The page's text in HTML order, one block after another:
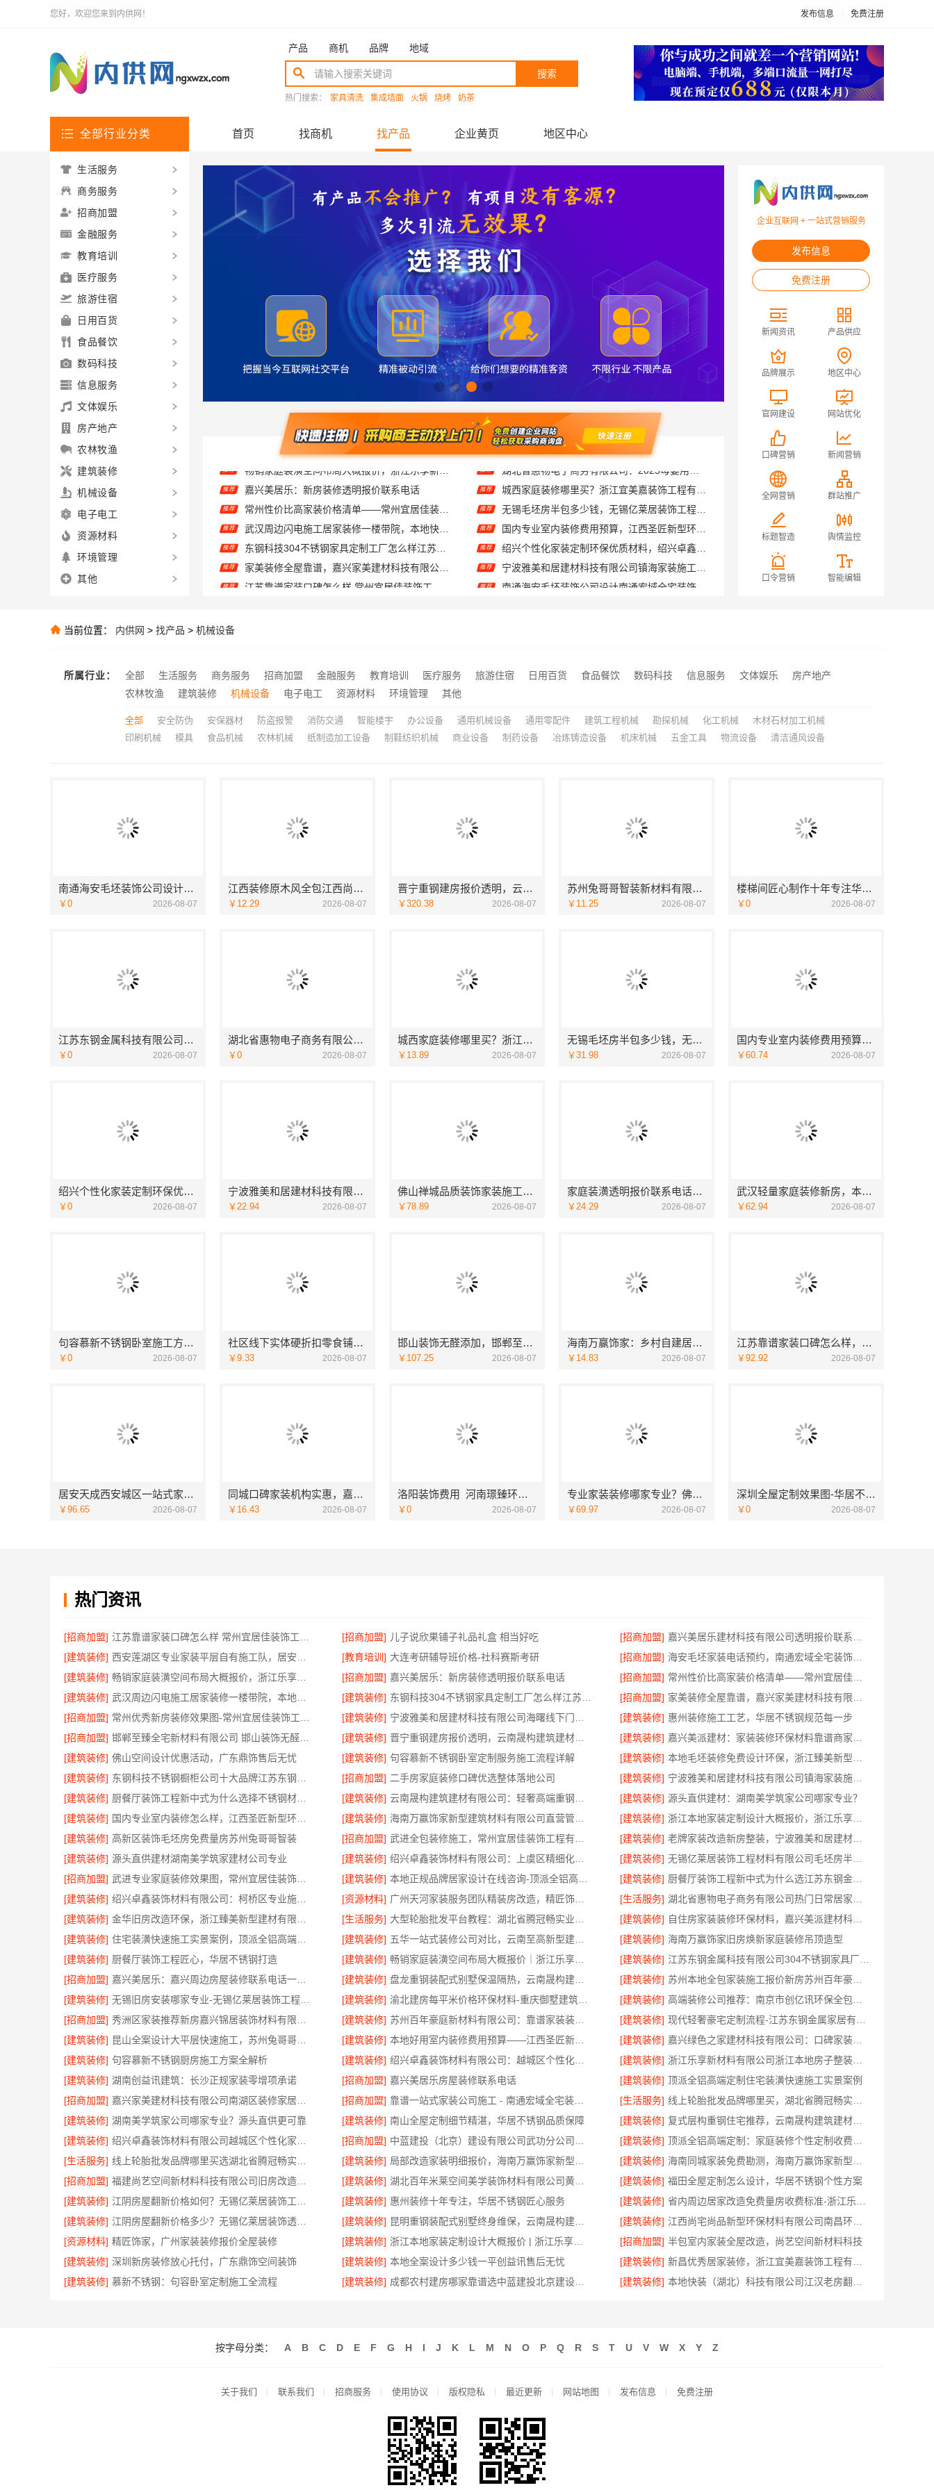
您好，欢迎您来到内供网！ 发布信息 免费注册
产品 商机 品牌 地域
搜索
热门搜索： 家具清洗 集成墙面 火锅 烧烤 奶茶
全部行业分类 首页 找商机 找产品 企业黄页 地区中心
推荐 嘉兴美居乐：新房装修透明报价联系电话
推荐
推荐 武汉周边闪电施工居家装修一楼带院，本地快装（湖北）科技有限公司
推荐 东钢科技304不锈钢家具定制工厂怎么样江苏东钢金属科技有限公司
推荐 家美装修全屋靠谱，嘉兴家美建材科技有限公司一站式省心
推荐 江苏靠谱家装口碑怎么样 常州宜居佳装饰工程有限公司
推荐 儿子说欣果铺子礼品礼盒 相当好吃
推荐
推荐 畅销家庭装潢空间布局大概报价，浙江乐享新材料有限公司透明报价
推荐 城西家庭装修哪里买？浙江宜美嘉装饰工程有限公司
推荐 无锡毛坯房半包多少钱，无锡亿莱居装饰工程材料有限公司
推荐 国内专业室内装修费用预算，江西圣匠新型环保材料有限公司
推荐 绍兴个性化家装定制环保优质材料，绍兴卓鑫装饰材料有限公司
推荐 宁波雅美和居建材科技有限公司镇海家装施工对接渠道
推荐 南通海安毛坯装饰公司设计南通宏域全宅装饰建材有限公司
推荐
江苏东钢金属科技有限公司全屋不锈钢定制生产商
企业互联网 + 一站式营销服务
发布信息
免费注册
新闻资讯 产品供应
品牌展示 地区中心
官网建设 网站优化
口碑营销 新闻营销
全网营销 群站推广
标题智造 舆情监控
口令营销 智能编辑
生活服务
商务服务
招商加盟
金融服务
教育培训
医疗服务
旅游住宿
日用百货
食品餐饮
数码科技
信息服务
文体娱乐
房产地产
农林牧渔
建筑装修
机械设备
电子电工
资源材料
环境管理
其他
当前位置： 内供网 > 找产品 > 机械设备
所属行业： 全部 生活服务 商务服务 招商加盟 金融服务 教育培训 医疗服务 旅游住宿 日用百货 食品餐饮 数码科技 信息服务 文体娱乐
房产地产
农林牧渔
建筑装修 机械设备 电子电工 资源材料 环境管理 其他
全部 安全防伪 安保器材 防盗报警 消防交通 智能楼宇 办公设备 通用机械设备 通用零配件 建筑工程机械 勘探机械 化工机械
木材石材加工机械
印刷机械
模具 食品机械 农林机械 纸制造加工设备 制鞋纺织机械 商业设备 制药设备 冶炼铸造设备 机床机械 五金工具 物流设备 清洁通风设备
南通海安毛坯装饰公司设计南通宏域全宅装饰建材有限公司
￥0 2026-08-07
江西装修原木风全包江西尚宅尚品新型环保材料有限公司
￥12.29 2026-08-07
晋宁重钢建房报价透明，云南晟构建筑建材有限公司为您服务
￥320.38 2026-08-07
苏州兔哥哥智装新材料有限公司高性价比旧房翻新案例
￥11.25 2026-08-07
楼梯间匠心制作十年专注华居不锈钢稳固又美观
￥0 2026-08-07
江苏东钢金属科技有限公司全屋不锈钢定制生产商
￥0 2026-08-07
湖北省惠物电子商务有限公司：2025母婴用品平台优缺点测评
￥0 2026-08-07
城西家庭装修哪里买？浙江宜美嘉装饰工程有限公司
￥13.89 2026-08-07
无锡毛坯房半包多少钱，无锡亿莱居装饰工程材料有限公司
￥31.98 2026-08-07
国内专业室内装修费用预算，江西圣匠新型环保材料有限公司
￥60.74 2026-08-07
绍兴个性化家装定制环保优质材料，绍兴卓鑫装饰材料有限公司
￥0 2026-08-07
宁波雅美和居建材科技有限公司镇海家装施工对接渠道
￥22.94 2026-08-07
佛山禅城品质装饰家装施工选佛山市雅居美家建筑装饰工程有限公司
￥78.89 2026-08-07
家庭装潢透明报价联系电话，嘉兴美居乐
￥24.29 2026-08-07
武汉轻量家庭装修新房，本地快装（湖北）科技有限公司透明报价
￥62.94 2026-08-07
句容慕新不锈钢卧室施工方案哪家强
￥0 2026-08-07
社区线下实体硬折扣零食铺，河南零百味供应链有限公司全域盈利
￥9.33 2026-08-07
邯山装饰无醛添加，邯郸至臻全宅新材料有限公司守护家人健康
￥107.25 2026-08-07
海南万赢饰家：乡村自建居室水电规整
￥14.83 2026-08-07
江苏靠谱家装口碑怎么样，宜居佳装饰匠心品质
￥92.92 2026-08-07
居安天成西安城区一站式家装设计，毛坯房自有施工队
￥96.65 2026-08-07
同城口碑家装机构实惠，嘉兴绿色之家建材科技有限公司
￥16.43 2026-08-07
洛阳装饰费用_河南璟臻环保建材有限公司透明报价无隐形消费
￥0 2026-08-07
专业家装装修哪家专业？佛山市雅居美家装饰全流程标准化管控
￥69.97 2026-08-07
深圳全屋定制效果图-华居不锈钢
￥0 2026-08-07
热门资讯
[招商加盟] [招商加盟] 儿子说欣果铺子礼品礼盒 相当好吃 [招商加盟]
[建筑装修]
[教育培训] 大连考研辅导班价格-社科赛斯考研 [招商加盟]
[建筑装修]
[招商加盟] 嘉兴美居乐：新房装修透明报价联系电话 [招商加盟]
[建筑装修]
[建筑装修] [招商加盟]
[招商加盟]
[建筑装修] [建筑装修] 惠州装修施工工艺，华居不锈钢规范每一步
[招商加盟]
[建筑装修] [建筑装修]
[建筑装修] 佛山空间设计优惠活动，广东鼎饰售后无忧 [建筑装修] 句容慕新不锈钢卧室定制服务施工流程详解 [建筑装修]
[建筑装修]
[招商加盟] 二手房家庭装修口碑优选整体落地公司 [建筑装修]
[建筑装修]
[建筑装修] [建筑装修] 源头直供建材：湖南美学筑家公司哪家专业？
[建筑装修]
[建筑装修] [建筑装修]
[建筑装修] 高新区装饰毛坯房免费量房苏州兔哥哥智装 [招商加盟] [建筑装修]
[建筑装修] 源头直供建材湖南美学筑家建材公司专业 [建筑装修] [建筑装修]
[招商加盟]
[建筑装修] [建筑装修]
[建筑装修]
[资源材料] [生活服务]
[建筑装修]
[生活服务] [建筑装修]
[建筑装修]
[建筑装修] [建筑装修] 海南万赢饰家旧房焕新家庭装修吊顶造型
[建筑装修] 厨餐厅装饰工程匠心，华居不锈钢打造 [建筑装修] [建筑装修]
[招商加盟]
[建筑装修] [建筑装修]
[建筑装修]
[建筑装修] [建筑装修]
[招商加盟]
[建筑装修] [建筑装修]
[建筑装修]
[建筑装修] [建筑装修]
[建筑装修] 句容慕新不锈钢厨房施工方案全解析 [建筑装修] [建筑装修]
[建筑装修] 湖南创益讯建筑：长沙正规家装零增项承诺 [招商加盟] 嘉兴美居乐房屋装修联系电话 [建筑装修] 顶派全铝高端定制住宅装潢快速施工实景案例
[招商加盟]
[招商加盟] [生活服务]
[建筑装修] 湖南美学筑家公司哪家专业？源头直供更可靠 [建筑装修] 南山全屋定制细节精湛，华居不锈钢品质保障 [建筑装修]
[建筑装修]
[招商加盟] [建筑装修]
[生活服务]
[建筑装修] [建筑装修]
[招商加盟]
[建筑装修] [建筑装修] 福田全屋定制怎么设计，华居不锈钢个性方案
[建筑装修]
[建筑装修] 惠州装修十年专注，华居不锈钢匠心服务 [建筑装修]
[建筑装修]
[建筑装修] [建筑装修]
[资源材料] 精匠饰家，广州家装装修报价全屋装修 [建筑装修] [招商加盟] 半包室内家装全屋改造，尚艺空间新材料科技
[建筑装修] 深圳新房装修放心托付，广东鼎饰空间装饰 [建筑装修] 本地全案设计多少钱一平创益讯售后无忧 [建筑装修]
[建筑装修] 慕新不锈钢：句容卧室定制施工全流程 [建筑装修] [建筑装修]
按字母分类： A B C D E F G H I J K L M N O P Q R S T U V W X Y Z
关于我们 联系我们 招商服务 使用协议 版权隐私 最近更新 网站地图 发布信息 免费注册